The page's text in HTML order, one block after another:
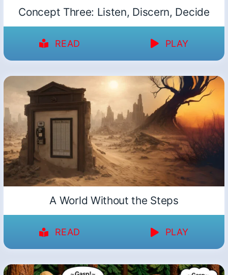
Concept Three: Listen, Discern, Decide
READ PLAY
A World Without the Steps
READ PLAY